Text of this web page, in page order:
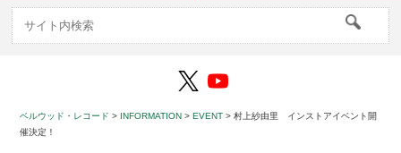
ベルウッド・レコード > INFORMATION >EVENT >村上紗由里 インストアイベント開
催決定！